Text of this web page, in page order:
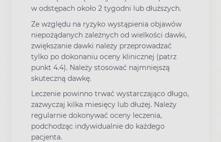
w odstępach około 2 tygodni lub dłuższych.
Ze względu na ryzyko wystąpienia objawów
niepożądanych zależnych od wielkości dawki,
zwiększanie dawki należy przeprowadzać
tylko po dokonaniu oceny klinicznej (patrz
punkt 4.4). Należy stosować najmniejszą
skuteczną dawkę.
Leczenie powinno trwać wystarczająco długo,
zazwyczaj kilka miesięcy lub dłużej. Należy
regularnie dokonywać oceny leczenia,
podchodząc indywidualnie do każdego
pacjenta.